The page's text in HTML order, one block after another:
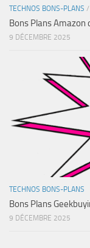
TECHNOS BONS-PLANS /
Bons Plans Amazon
9 DÉCEMBRE 2025
TECHNOS BONS-PLANS
Bons Plans
9 DÉCEMBRE 2025